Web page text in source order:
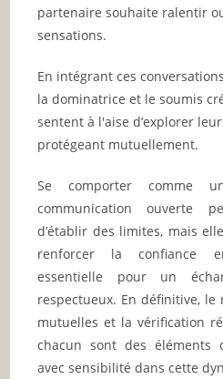
partenaire souhaite ralentir
sensations.
En intégrant ces
la dominatrice et le soumis
sentent à l'aise d’explorer
protégeant mutuellement.
Se comporter comme
communication ouverte
d’établir des limites, mais
renforcer la confiance
essentielle pour un
respectueux. En définitive, le
mutuelles et la vérification
chacun sont des éléments
avec sensibilité dans cette